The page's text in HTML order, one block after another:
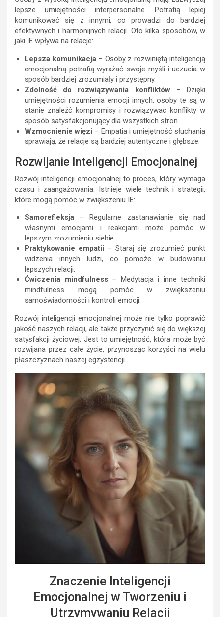
lepsze umiejętności interpersonalne. Potrafią lepiej
komunikować się z innymi, co prowadzi do bardziej
efektywnych i harmonijnych relacji. Oto kilka sposobów, w
jaki IE wpływa na relacje:
Lepsza komunikacja– Osoby z rozwiniętą inteligencją
emocjonalną potrafią wyrażać swoje myśli i uczucia w
sposób bardziej zrozumiały i przystępny.
Zdolność do rozwiązywania konfliktów– Dzięki
umiejętności rozumienia emocji innych, osoby te są w
stanie znaleźć kompromisy i rozwiązywać konflikty w
sposób satysfakcjonujący dla wszystkich stron.
Wzmocnienie więzi – Empatia i umiejętność słuchania
sprawiają, że relacje są bardziej autentyczne i głębsze.
Rozwijanie Inteligencji Emocjonalnej
Rozwój inteligencji emocjonalnej to proces, który wymaga
czasu i zaangażowania. Istnieje wiele technik i strategii,
które mogą pomóc w zwiększeniu IE:
Samorefleksja – Regularne zastanawianie się nad
własnymi emocjami i reakcjami może pomóc w
lepszym zrozumieniu siebie.
Praktykowanie empatii – Staraj się zrozumieć punkt
widzenia innych ludzi, co pomoże w budowaniu
lepszych relacji.
Ćwiczenia mindfulness– Medytacja i inne techniki
mindfulness mogą pomóc w zwiększeniu
samoświadomości i kontroli emocji.
Rozwój inteligencji emocjonalnej może nie tylko poprawić
jakość naszych relacji, ale także przyczynić się do większej
satysfakcji życiowej. Jest to umiejętność, która może być
rozwijana przez całe życie, przynosząc korzyści na wielu
płaszczyznach naszej egzystencji.
Znaczenie Inteligencji
Emocjonalnej w Tworzeniu i
Utrzymywaniu Relacji